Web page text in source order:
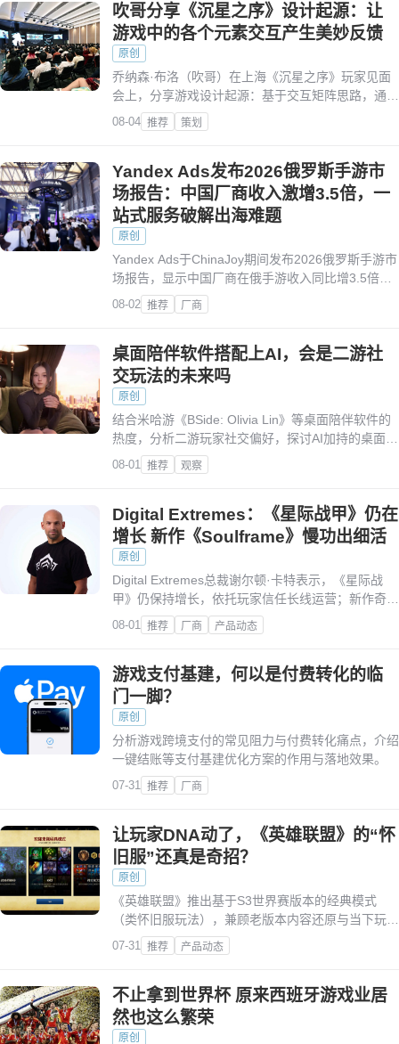
吹哥分享《沉星之序》设计起源：让
游戏中的各个元素交互产生美妙反馈
原创
乔纳森·布洛（吹哥）在上海《沉星之序》玩家见面
会上，分享游戏设计起源：基于交互矩阵思路，通过
四大独立解谜世界跨体系联动，打造丰富元素交互与
海量谜题。
08-04 推荐 策划
Yandex Ads发布2026俄罗斯手游市
场报告：中国厂商收入激增3.5倍，一
站式服务破解出海难题
原创
Yandex Ads于ChinaJoy期间发布2026俄罗斯手游市
场报告，显示中国厂商在俄手游收入同比增3.5倍，
同时推出全链路出海解决方案及实操建议。
08-02 推荐 厂商
桌面陪伴软件搭配上AI，会是二游社
交玩法的未来吗
原创
结合米哈游《BSide: Olivia Lin》等桌面陪伴软件的
热度，分析二游玩家社交偏好，探讨AI加持的桌面陪
伴模式能否成为二游社交未来方向。
08-01 推荐 观察
Digital Extremes：《星际战甲》仍在
增长 新作《Soulframe》慢功出细活
原创
Digital Extremes总裁谢尔顿·卡特表示，《星际战
甲》仍保持增长，依托玩家信任长线运营；新作奇幻
MMORPG《Soulframe》正稳步打磨，公司将推进
双游戏并行发展。
08-01 推荐 厂商 产品动态
游戏支付基建，何以是付费转化的临
门一脚？
原创
分析游戏跨境支付的常见阻力与付费转化痛点，介绍
一键结账等支付基建优化方案的作用与落地效果。
07-31 推荐 厂商
让玩家DNA动了，《英雄联盟》的“怀
旧服”还真是奇招？
原创
《英雄联盟》推出基于S3世界赛版本的经典模式
（类怀旧服玩法），兼顾老版本内容还原与当下玩家
体验优化，引发玩家情怀共鸣。
07-31 推荐 产品动态
不止拿到世界杯 原来西班牙游戏业居
然也这么繁荣
原创